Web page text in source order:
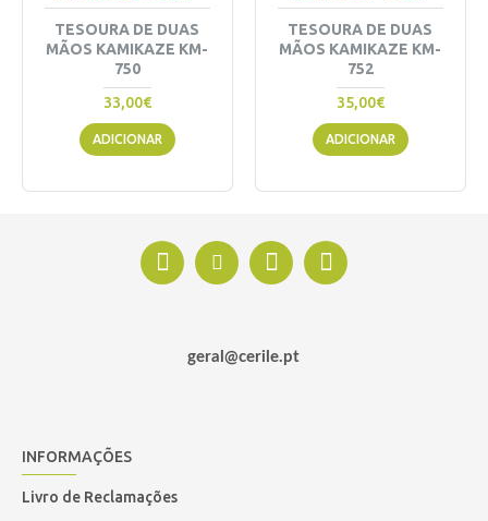
TESOURA DE DUAS
MÃOS KAMIKAZE KM-
750
33,00€
ADICIONAR
TESOURA DE DUAS
MÃOS KAMIKAZE KM-
752
35,00€
ADICIONAR
geral@cerile.pt
INFORMAÇÕES
Livro de Reclamações